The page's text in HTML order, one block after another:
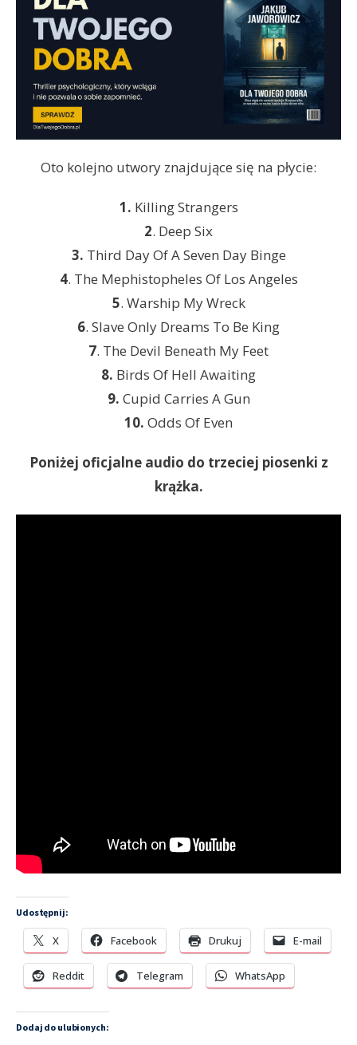
Oto kolejno utwory znajdujące się na płycie:
1. Killing Strangers
2. Deep Six
3. Third Day Of A Seven Day Binge
4. The Mephistopheles Of Los Angeles
5. Warship My Wreck
6. Slave Only Dreams To Be King
7. The Devil Beneath My Feet
8. Birds Of Hell Awaiting
9. Cupid Carries A Gun
10. Odds Of Even
Poniżej oficjalne audio do trzeciej piosenki z
krążka.
Udostępnij:
X Facebook Drukuj E-mail
Reddit Telegram WhatsApp
Dodaj do ulubionych: